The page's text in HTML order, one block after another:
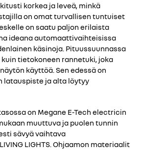
korkea ja leveä, minkä
on omat turvallisen tuntuiset
on saatu paljon erilaista
ideana automaattivaihteisissa
käsinoja. Pituussuunnassa
tietokoneen rannetuki, joka
käyttöä. Sen edessä on
latauspiste ja alta löytyy
on Megane E-Tech electricin
muuttuva ja puolen tunnin
sävyä vaihtava
LIGHTS. Ohjaamon materiaalit